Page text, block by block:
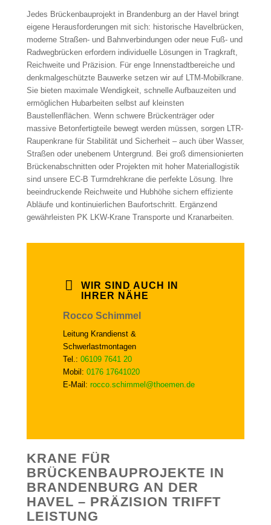
Jedes Brückenbauprojekt in Brandenburg an der Havel bringt
eigene Herausforderungen mit sich: historische Havelbrücken,
moderne Straßen- und Bahnverbindungen oder neue Fuß- und
Radwegbrücken erfordern individuelle Lösungen in Tragkraft,
Reichweite und Präzision. Für enge Innenstadtbereiche und
denkmalgeschützte Bauwerke setzen wir auf LTM-Mobilkrane.
Sie bieten maximale Wendigkeit, schnelle Aufbauzeiten und
ermöglichen Hubarbeiten selbst auf kleinsten
Baustellenflächen. Wenn schwere Brückenträger oder
massive Betonfertigteile bewegt werden müssen, sorgen LTR-
Raupenkrane für Stabilität und Sicherheit – auch über Wasser,
Straßen oder unebenem Untergrund. Bei groß dimensionierten
Brückenabschnitten oder Projekten mit hoher Materiallogistik
sind unsere EC-B Turmdrehkrane die perfekte Lösung. Ihre
beeindruckende Reichweite und Hubhöhe sichern effiziente
Abläufe und kontinuierlichen Baufortschritt. Ergänzend
gewährleisten PK LKW-Krane Transporte und Kranarbeiten.
WIR SIND AUCH IN
IHRER NÄHE
Rocco Schimmel
Leitung Krandienst &
Schwerlastmontagen
Tel.: 06109 7641 20
Mobil: 0176 17641020
E-Mail: rocco.schimmel@thoemen.de
KRANE FÜR
BRÜCKENBAUPROJEKTE IN
BRANDENBURG AN DER
HAVEL – PRÄZISION TRIFFT
LEISTUNG